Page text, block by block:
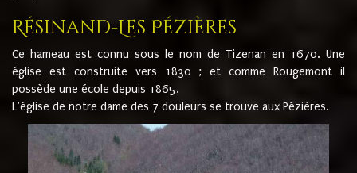
Résinand-Les Pézières
Ce hameau est connu sous le nom de Tizenan en 1670. Une
église est construite vers 1830 ; et comme Rougemont il
possède une école depuis 1865.
L'église de notre dame des 7 douleurs se trouve aux Pézières.